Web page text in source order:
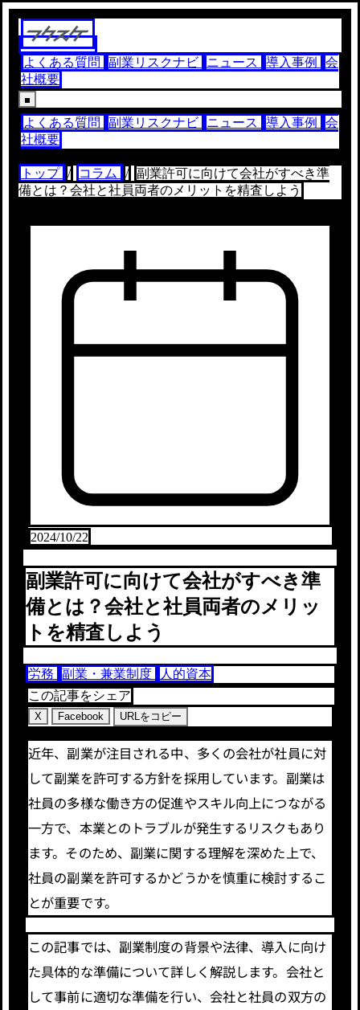
よくある質問 副業リスクナビ ニュース 導入事例
会
社概要
よくある質問 副業リスクナビ ニュース 導入事例
会
社概要
トップ / コラム / 副業許可に向けて会社がすべき準
備とは？会社と社員両者のメリットを精査しよう
2024/10/22
副業許可に向けて会社がすべき準
備とは？会社と社員両者のメリッ
トを精査しよう
労務 副業・兼業制度
人的資本
この記事をシェア
X Facebook URLをコピー
近年、副業が注目される中、多くの会社が社員に対
して副業を許可する方針を採用しています。副業は
社員の多様な働き方の促進やスキル向上につながる
一方で、本業とのトラブルが発生するリスクもあり
ます。そのため、副業に関する理解を深めた上で、
社員の副業を許可するかどうかを慎重に検討するこ
とが重要です。
この記事では、副業制度の背景や法律、導入に向け
た具体的な準備について詳しく解説します。会社と
して事前に適切な準備を行い、会社と社員の双方の